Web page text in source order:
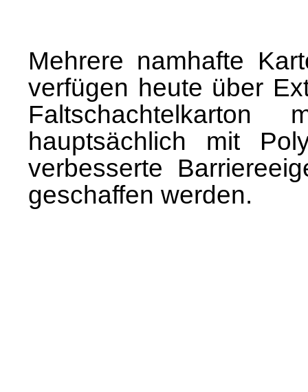
Mehrere namhafte
verfügen heute über
hauptsächlich mit
verbesserte
geschaffen werden.